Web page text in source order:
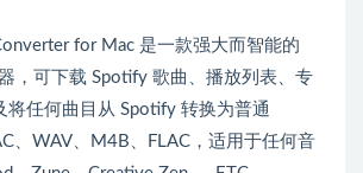
for Mac 是一款强大而智能的
，可下载 Spotify 歌曲、播放列表、专
将任何曲目从 Spotify 转换为普通
、WAV、M4B、FLAC，适用于任何音